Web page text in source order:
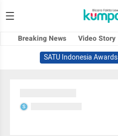
Breaking News Video Story
SATU Indonesia Awards
S